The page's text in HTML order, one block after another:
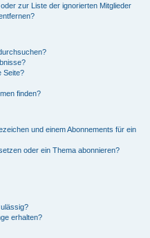
zur Liste der ignorierten Mitglieder
Seite?
finden?
und einem Abonnements für ein
oder ein Thema abonnieren?
erhalten?